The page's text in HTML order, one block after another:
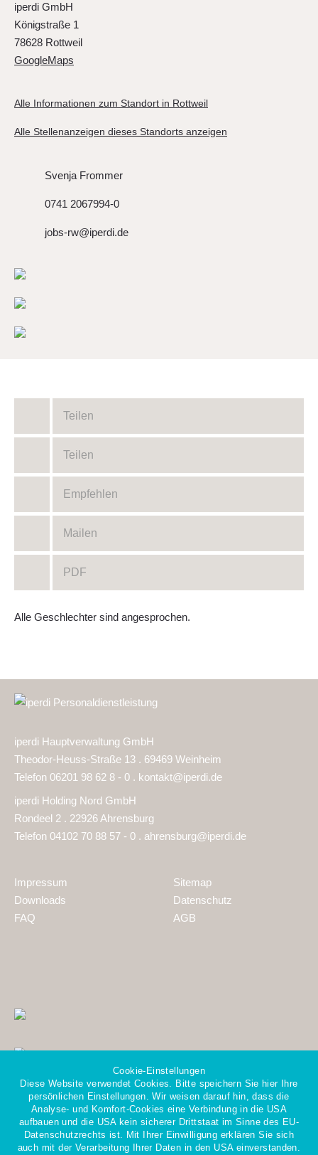
Cookie-Einstellungen
Diese Website verwendet Cookies. Bitte speichern Sie hier Ihre
persönlichen Einstellungen. Wir weisen darauf hin, dass die
Analyse- und Komfort-Cookies eine Verbindung in die USA
aufbauen und die USA kein sicherer Drittstaat im Sinne des EU-
Datenschutzrechts ist. Mit Ihrer Einwilligung erklären Sie sich
auch mit der Verarbeitung Ihrer Daten in den USA einverstanden.
iperdi GmbH
Königstraße 1
78628 Rottweil
GoogleMaps
Alle Informationen zum Standort in Rottweil
Alle Stellenanzeigen dieses Standorts anzeigen
Svenja Frommer
0741 2067994-0
jobs-rw@iperdi.de
Teilen
Teilen
Empfehlen
Mailen
PDF
Alle Geschlechter sind angesprochen.
iperdi Hauptverwaltung GmbH
Theodor-Heuss-Straße 13 . 69469 Weinheim
Telefon 06201 98 62 8 - 0 . kontakt@iperdi.de
iperdi Holding Nord GmbH
Rondeel 2 . 22926 Ahrensburg
Telefon 04102 70 88 57 - 0 . ahrensburg@iperdi.de
Impressum
Downloads
FAQ
Sitemap
Datenschutz
AGB
Mitglied im Gesamtverband